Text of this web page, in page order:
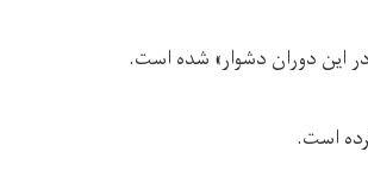
این دوران دشوار» شده است.
است.